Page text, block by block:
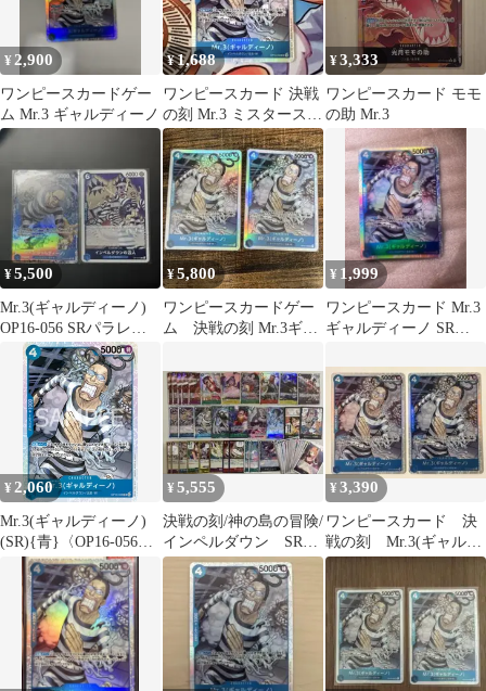
¥ 2,900
ワンピースカードゲー
ム Mr.3 ギャルディーノ
¥1,688
ワンピースカード 決戦
の刻 Mr.3 ミスタースリ
ー ギャルディーノ SR
¥3,333
ワンピースカード モモ
の助 Mr.3
¥5,500
Mr.3(ギャルディーノ)
OP16-056 SRパラレ
ル 決戦の刻
¥5,800
ワンピースカードゲー
ム 決戦の刻 Mr.3ギャ
¥ 1,999
ワンピースカード Mr.3
ギャルディーノ SR
¥2,060
Mr.3(ギャルディーノ)
(SR){青}〈OP16-056〉
[ブースターパック 決
戦の刻【OP-16】]
¥5,555
決戦の刻/神の島の冒険/
インペルダウン SRパ
ラレルRなど 約60枚
まとめ売り
¥3,390
ワンピースカード 決
戦の刻 Mr.3(ギャルデ
ィーノ)SR OP16-056２
枚